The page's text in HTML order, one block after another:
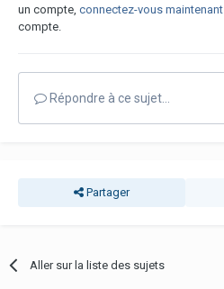
un compte, connectez-vous maintenant
compte.
Répondre à ce sujet…
Partager
Aller sur la liste des sujets